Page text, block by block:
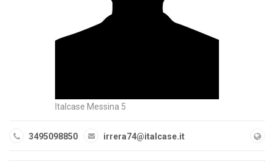
Italcase Messina 5
3495098850 irrera74@italcase.it